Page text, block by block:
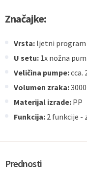
Značajke:
Vrsta: ljetni program
U setu: 1x nožna
Veličina pumpe:cca.
Volumen zraka:
Materijal izrade: PP
Funkcija: 2 funkcije -
Prednosti